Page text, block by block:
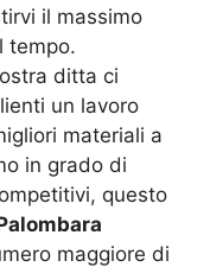
il massimo
tempo.
ditta ci
un lavoro
materiali a
in grado di
questo
maggiore di